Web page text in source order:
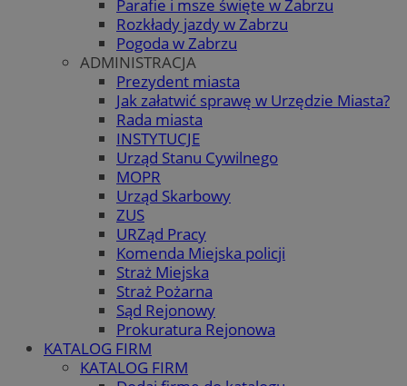
Parafie i msze święte w Zabrzu
Rozkłady jazdy w Zabrzu
Pogoda w Zabrzu
ADMINISTRACJA
Prezydent miasta
Jak załatwić sprawę w Urzędzie Miasta?
Rada miasta
INSTYTUCJE
Urząd Stanu Cywilnego
MOPR
Urząd Skarbowy
ZUS
URZąd Pracy
Komenda Miejska policji
Straż Miejska
Straż Pożarna
Sąd Rejonowy
Prokuratura Rejonowa
KATALOG FIRM
KATALOG FIRM